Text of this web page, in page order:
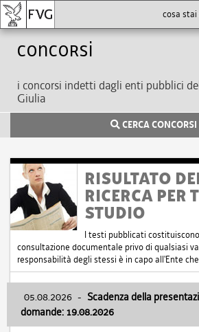
Concorsi
i concorsi indetti dagli enti pubblici
Giulia
CERCA CONCORSI
RISULTATO
RICERCA PER
STUDIO
I testi pubblicati
consultazione documentale privo di qualsiasi
responsabilità degli stessi è in capo all'Ente
05.08.2026 - Scadenza della
domande: 19.08.2026